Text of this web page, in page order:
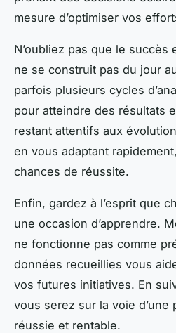
mesure d’optimiser vos
N’oubliez pas que le succès
ne se construit pas du jour
parfois plusieurs cycles
pour atteindre des résultats
restant attentifs aux
en vous adaptant
chances de réussite.
Enfin, gardez à l’esprit que
une occasion d’apprendre.
ne fonctionne pas comme
données recueillies vous
vos futures initiatives. En
vous serez sur la voie d’une
réussie et rentable.